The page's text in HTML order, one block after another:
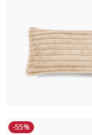
-55%